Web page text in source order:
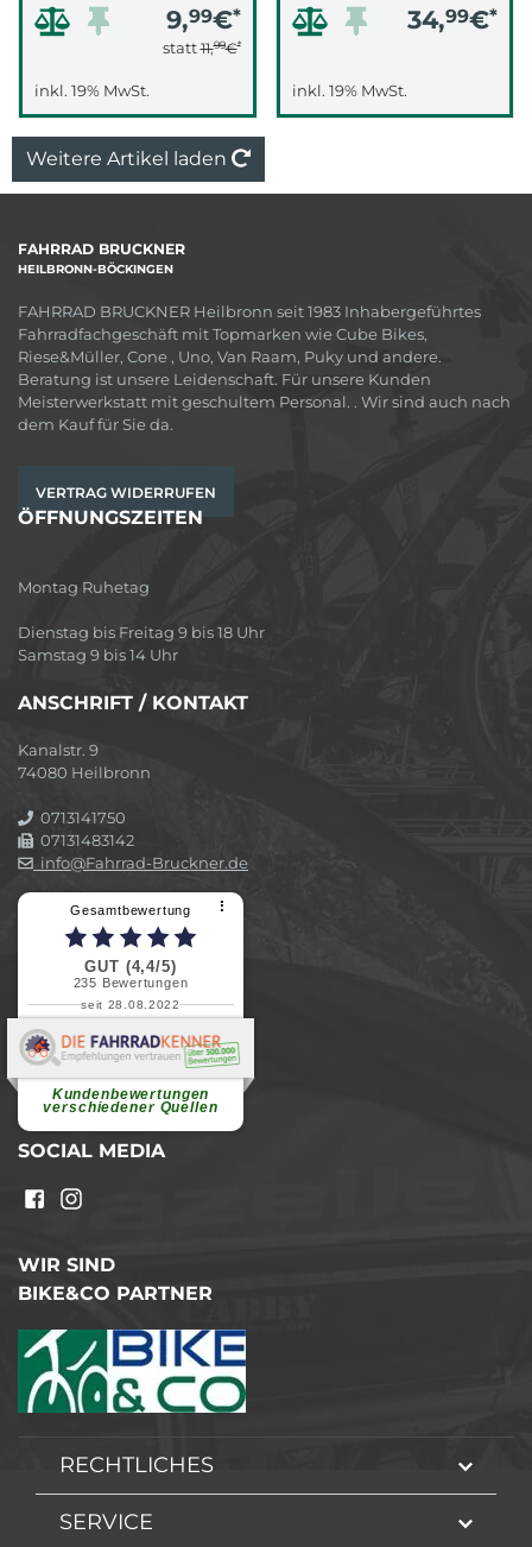
9,99€*
statt11,99€*
inkl. 19% MwSt.
34,99€*
inkl. 19% MwSt.
Weitere Artikel laden
FAHRRAD BRUCKNER
HEILBRONN-BÖCKINGEN
FAHRRAD BRUCKNER Heilbronn seit 1983 Inhabergeführtes
Fahrradfachgeschäft mit Topmarken wie Cube Bikes,
Riese&Müller, Cone , Uno, Van Raam, Puky und andere.
Beratung ist unsere Leidenschaft. Für unsere Kunden
Meisterwerkstatt mit geschultem Personal. . Wir sind auch nach
dem Kauf für Sie da.
VERTRAG WIDERRUFEN
ÖFFNUNGSZEITEN
Montag Ruhetag
Dienstag bis Freitag 9 bis 18 Uhr
Samstag 9 bis 14 Uhr
ANSCHRIFT / KONTAKT
Kanalstr. 9
74080 Heilbronn
0713141750
07131483142
info@Fahrrad-Bruckner.de
Gesamtbewertung ⠇
GUT (4,4/5)
235 Bewertungen
seit 28.08.2022
Kundenbewertungen
verschiedener Quellen
Elvira B.
Superschnelle und freundliche
weiterlesen
SOCIAL MEDIA
WIR SIND
BIKE&CO PARTNER
RECHTLICHES
SERVICE